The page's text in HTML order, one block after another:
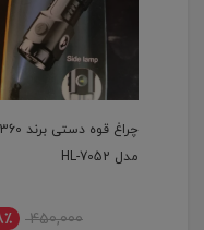
چراغ قوه دستی برند 360
مدل HL-7052
450,000